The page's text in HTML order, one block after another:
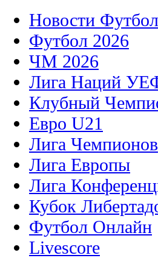
Новости
Футбол 2026
ЧМ 2026
Лига Наций
Клубный
Евро U21
Лига Чемпионов
Лига Европы
Лига
Кубок
Футбол Онлайн
Livescore